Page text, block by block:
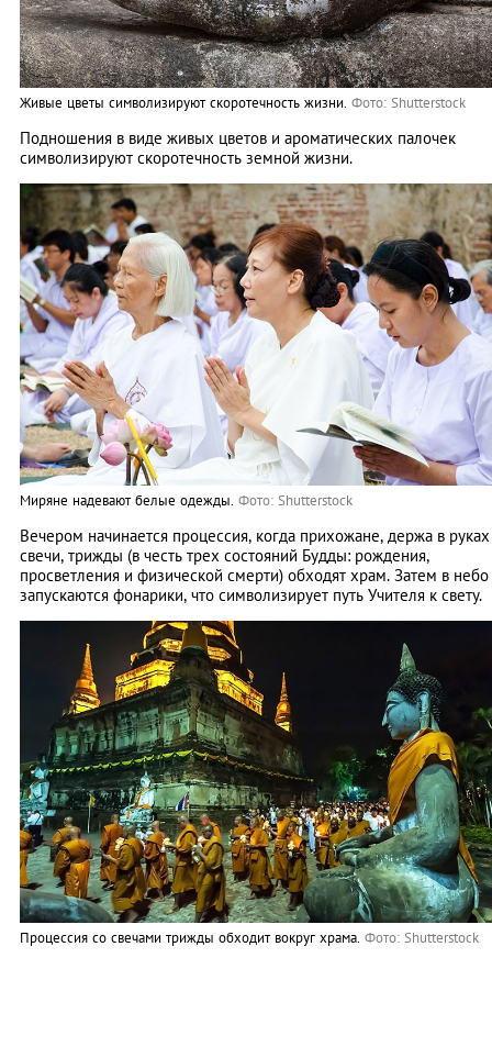
Живые цветы символизируют скоротечность жизни. Фото: Shutterstock
Подношения в виде живых цветов и ароматических палочек
символизируют скоротечность земной жизни.
Миряне надевают белые одежды. Фото: Shutterstock
Вечером начинается процессия, когда прихожане, держа в руках
свечи, трижды (в честь трех состояний Будды: рождения,
просветления и физической смерти) обходят храм. Затем в небо
запускаются фонарики, что символизирует путь Учителя к свету.
Процессия со свечами трижды обходит вокруг храма. Фото: Shutterstock